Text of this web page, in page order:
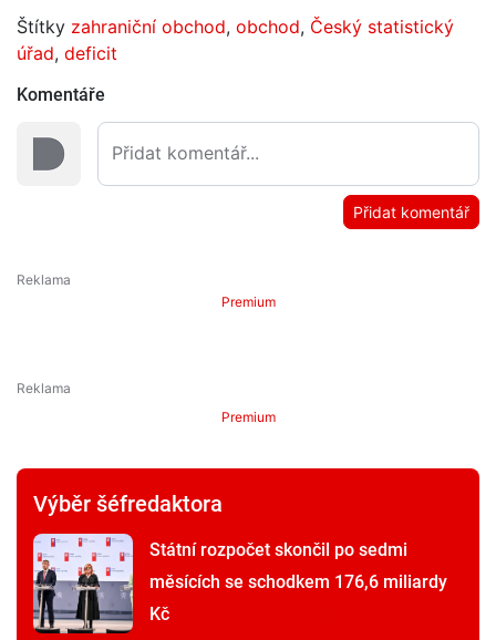
Štítky zahraniční obchod, obchod, Český statistický
úřad, deficit
Komentáře
Přidat komentář
Premium
Premium
Výběr šéfredaktora
Státní rozpočet skončil po sedmi
měsících se schodkem 176,6 miliardy
Kč